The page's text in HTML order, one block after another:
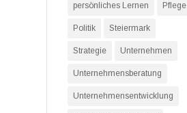
persönliches Lernen Pflege
Politik Steiermark
Strategie Unternehmen
Unternehmensberatung
Unternehmensentwicklung